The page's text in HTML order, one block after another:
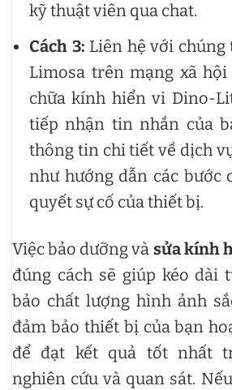
kỹ thuật viên qua chat.
Cách 3: Liên hệ với chúng
Limosa trên mạng xã hội
chữa kính hiển vi Dino-
tiếp nhận tin nhắn của
thông tin chi tiết về dịch
như hướng dẫn các bước
quyết sự cố của thiết bị.
Việc bảo dưỡng và sửa kính
đúng cách sẽ giúp kéo dài
bảo chất lượng hình ảnh
đảm bảo thiết bị của bạn
để đạt kết quả tốt nhất
nghiên cứu và quan sát.